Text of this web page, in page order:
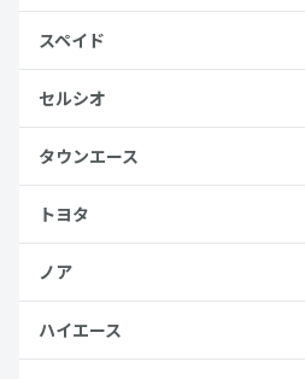
スペイド
セルシオ
タウンエース
トヨタ
ノア
ハイエース